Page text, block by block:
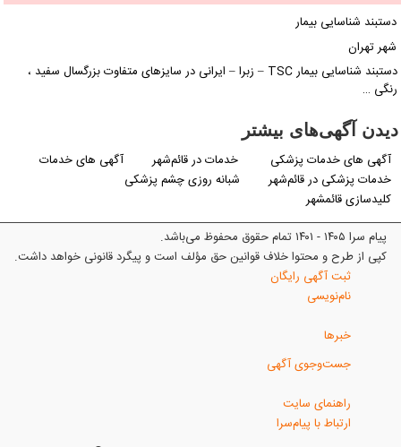
دستبند شناسایی بیمار
شهر تهران
دستبند شناسایی بیمار TSC – زبرا – ایرانی در سایزهای متفاوت بزرگسال سفید ،
رنگی …
دیدن آگهی‌های بیشتر
آگهی های خدمات پزشکی
خدمات در قائم‌شهر
آگهی های خدمات
خدمات پزشکی در قائم‌شهر
شبانه روزی چشم پزشکی
کلیدسازی قائمشهر
پیام سرا ۱۴۰۵ - ۱۴۰۱ تمام حقوق محفوظ می‌باشد.
کپی از طرح و محتوا خلاف قوانین حق مؤلف است و پیگرد قانونی خواهد داشت.
ثبت آگهی رایگان
نام‌نویسی
خبرها
جست‌وجوی آگهی
راهنمای سایت
ارتباط با پیام‌سرا